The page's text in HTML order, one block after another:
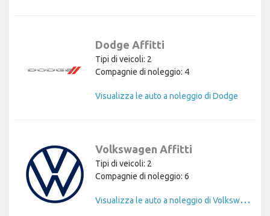
Dodge Affitti
Tipi di veicoli: 2
Compagnie di noleggio: 4
Visualizza le auto a noleggio di Dodge
Volkswagen Affitti
Tipi di veicoli: 2
Compagnie di noleggio: 6
V
isualizza le auto a noleggio di Volkswagen